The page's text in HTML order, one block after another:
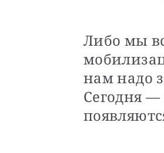
Либо мы
нам надо
Сегодня —